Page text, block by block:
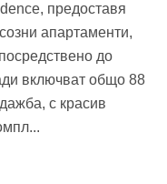
предоставя
апартаменти,
до
включват общо 88
с красив
...